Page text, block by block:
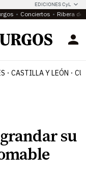
EDICIONES CyL
Conciertos Ribera del
CASTILLA Y LEÓN
su